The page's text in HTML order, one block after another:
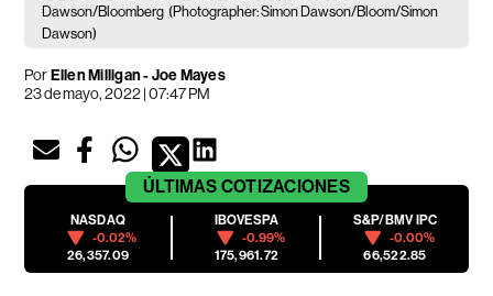
Dawson/Bloomberg (Photographer: Simon Dawson/Bloom/Simon
Dawson)
PorEllen Milligan - Joe Mayes
23 de mayo, 2022 | 07:47 PM
ÚLTIMAS COTIZACIONES
NASDAQ
-0.02%
26,357.09
IBOVESPA
-0.99%
175,961.72
S&P/BMV IPC
-0.00%
66,522.85